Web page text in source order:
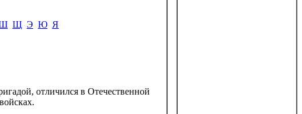
Щ Э Ю Я
отличился в Отечественной